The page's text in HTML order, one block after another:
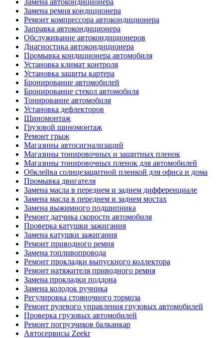
Замена ремня кондиционера
Ремонт компрессора автокондиционера
Заправка автокондиционера
Обслуживание автокондиционеров
Диагностика автокондиционера
Промывка кондиционера автомобиля
Установка климат контроля
Установка защиты картера
Бронирование автомобилей
Бронирование стекол автомобиля
Тонирование автомобиля
Установка дефлекторов
Шиномонтаж
Грузовой шиномонтаж
Ремонт грыж
Магазины автосигнализаций
Магазины тонировочных и защитных пленок
Магазины тонировочных пленок для автомобилей
Обклейка солнцезащитной пленкой для офиса и дома
Промывка двигателя
Замена масла в переднем и заднем дифференциале
Замена масла в переднем и заднем мостах
Замена выжимного подшипника
Ремонт датчика скорости автомобиля
Проверка катушки зажигания
Замена катушки зажигания
Ремонт приводного ремня
Замена топливопровода
Ремонт прокладки выпускного коллектора
Ремонт натяжителя приводного ремня
Замена прокладки поддона
Замена колодок ручника
Регулировка стояночного тормоза
Ремонт рулевого управления грузовых автомобилей
Проверка грузовых автомобилей
Ремонт погрузчиков балканкар
Автосервисы Zeekr